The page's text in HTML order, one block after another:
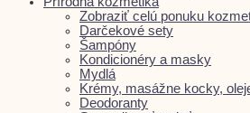
Zobraziť celú ponuku
Darčekové sety
Šampóny
Kondicionéry a masky
Mydlá
Krémy, masážne kocky,
Deodoranty